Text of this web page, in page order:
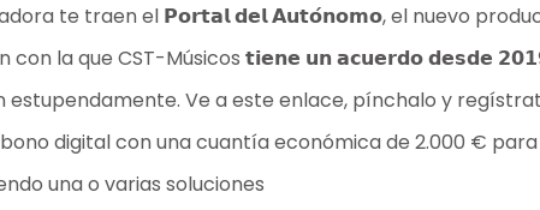
te traen el 𝗣𝗼𝗿𝘁𝗮𝗹 𝗱𝗲𝗹 𝗔𝘂𝘁𝗼́𝗻𝗼𝗺𝗼, el nuevo
con la que CST-Músicos 𝘁𝗶𝗲𝗻𝗲 𝘂𝗻 𝗮𝗰𝘂𝗲𝗿𝗱𝗼 𝗱𝗲𝘀𝗱𝗲
estupendamente. Ve a este enlace, pínchalo y
digital con una cuantía económica de 2.000 €
una o varias soluciones